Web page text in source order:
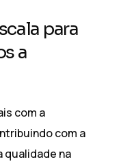
para
a
com a
com a
qualidade na